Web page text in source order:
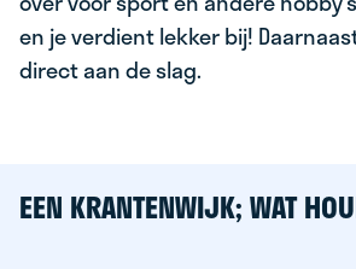
en je verdient lekker bij!
direct aan de slag.
EEN KRANTENWIJK; WAT